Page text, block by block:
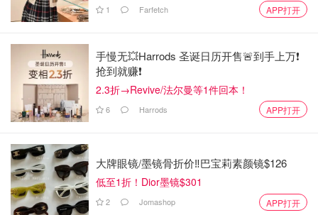
1 Farfetch APP打开
手慢无💥Harrods 圣诞日历开售🚨到手上万❗️
抢到就赚❗️
2.3折→Revive/法尔曼等1件回本！
6 Harrods APP打开
大牌眼镜/墨镜骨折价‼️巴宝莉素颜镜$126
低至1折！Dior墨镜$301
2 Jomashop APP打开